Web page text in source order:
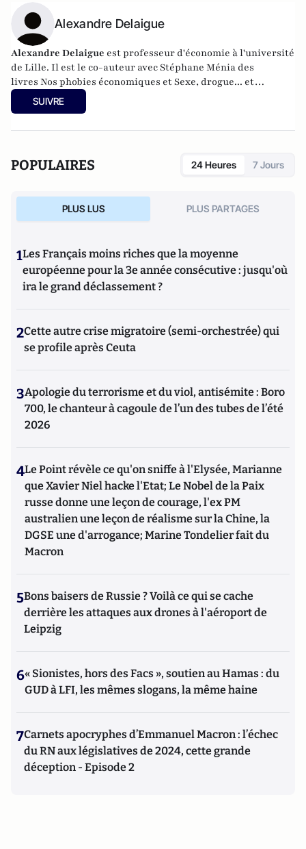
Alexandre Delaigue
Alexandre Delaigue estprofesseur d'économie à l'université
de Lille. Il est le co-auteur avec Stéphane Ménia des
livres Nos phobies économiques etSexe, drogue... et
économie : pas de sujet tabou pour les économistes
chez Pearson). Son site :
SUIVRE
POPULAIRES 24 Heures 7 Jours
PLUS LUS PLUS PARTAGES
1Les Français moins riches que la moyenne
européenne pour la 3e année consécutive : jusqu'où
ira le grand déclassement ?
2Cette autre crise migratoire (semi-orchestrée) qui
se profile après Ceuta
3Apologie du terrorisme et du viol, antisémite : Boro
700, le chanteur à cagoule de l’un des tubes de l’été
2026
4Le Point révèle ce qu'on sniffe à l'Elysée, Marianne
que Xavier Niel hacke l'Etat; Le Nobel de la Paix
russe donne une leçon de courage, l'ex PM
australien une leçon de réalisme sur la Chine, la
DGSE une d'arrogance; Marine Tondelier fait du
Macron
5Bons baisers de Russie ? Voilà ce qui se cache
derrière les attaques aux drones à l'aéroport de
Leipzig
6« Sionistes, hors des Facs », soutien au Hamas : du
GUD à LFI, les mêmes slogans, la même haine
7Carnets apocryphes d’Emmanuel Macron : l’échec
du RN aux législatives de 2024, cette grande
déception - Episode 2